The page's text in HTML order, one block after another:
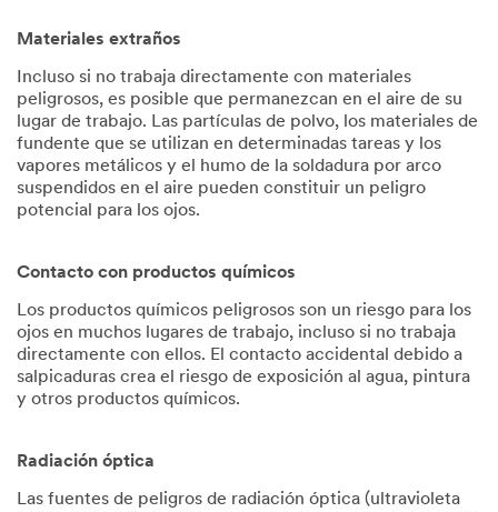
Materiales extraños
Incluso si no trabaja directamente con materiales
peligrosos, es posible que permanezcan en el aire de su
lugar de trabajo. Las partículas de polvo, los materiales de
fundente que se utilizan en determinadas tareas y los
vapores metálicos y el humo de la soldadura por arco
suspendidos en el aire pueden constituir un peligro
potencial para los ojos.
Contacto con productos químicos
Los productos químicos peligrosos son un riesgo para los
ojos en muchos lugares de trabajo, incluso si no trabaja
directamente con ellos. El contacto accidental debido a
salpicaduras crea el riesgo de exposición al agua, pintura
y otros productos químicos.
Radiación óptica
Las fuentes de peligros de radiación óptica (ultravioleta